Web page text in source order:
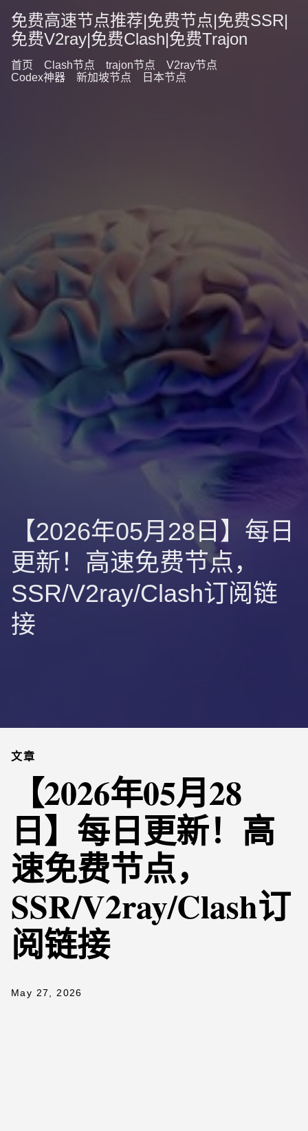
免费高速节点推荐|免费节点|免费SSR|
免费V2ray|免费Clash|免费Trajon
首页 Clash节点 trajon节点
V2ray节点
Codex神器
新加坡节点 日本节点
【2026年05月28日】每日
更新！高速免费节点，
SSR/V2ray/Clash订阅链
接
文章
【2026年05月28
日】每日更新！高
速免费节点，
SSR/V2ray/Clash订
阅链接
May 27, 2026